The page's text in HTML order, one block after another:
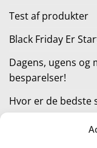
Test af produkter
Black Friday Er
Dagens, ugens og
besparelser!
Hvor er de bedste